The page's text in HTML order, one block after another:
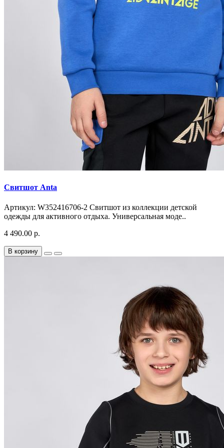
Свитшот Anta
Артикул: W352416706-2 Свитшот из коллекции детской
одежды для активного отдыха. Универсальная моде..
4 490.00 р.
В корзину